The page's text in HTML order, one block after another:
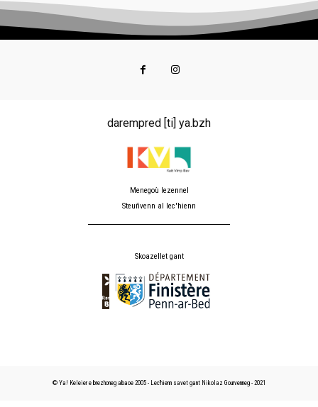
darempred [ti] ya.bzh
Menegoù lezennel
Steuñvenn al lec'hienn
Skoazellet gant
© Ya! Keleier e brezhoneg abaoe 2005 - Lec'hienn savet gant Nikolaz Gourvenneg - 2021